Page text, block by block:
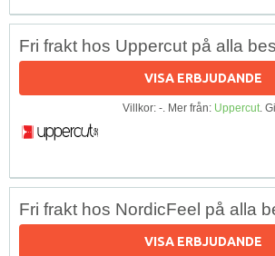
Fri frakt hos Uppercut på alla
VISA ERBJUDANDE
Villkor: -. Mer från: Uppercut.
Fri frakt hos NordicFeel på alla
VISA ERBJUDANDE